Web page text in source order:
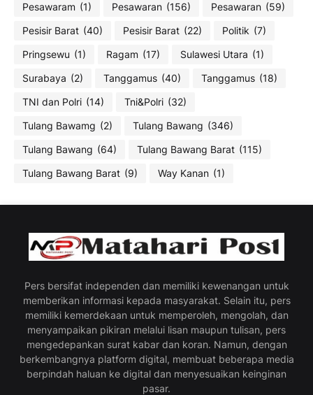
Pesawaram (1) Pesawaran (156) Pesawaran (59)
Pesisir Barat (40) Pesisir Barat (22) Politik (7)
Pringsewu (1) Ragam (17) Sulawesi Utara (1)
Surabaya (2) Tanggamus (40) Tanggamus (18)
TNI dan Polri (14) Tni&Polri (32)
Tulang Bawamg (2) Tulang Bawang (346)
Tulang Bawang (64) Tulang Bawang Barat (115)
Tulang Bawang Barat (9) Way Kanan (1)
Pers bersifat independen dan memiliki kewenangan untuk
memberikan informasi kepada masyarakat. Selain itu, pers
memiliki kemerdekaan untuk memperoleh, mengolah, dan
menyampaikan pikiran melalui lisan maupun tulisan, pers
mengedepankan surat kabar dan koran. Namun, dengan
berkembangnya platform digital, membuat beberapa media
berpindah haluan ke digital dan menyesuaikan keinginan
pasar.